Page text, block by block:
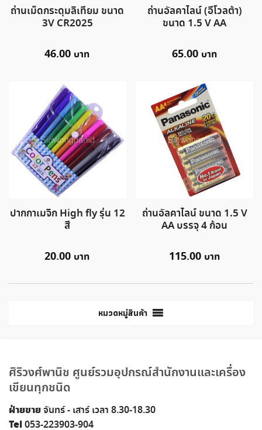
ถ่านเม็ดกระดุมลิเทียม ขนาด
3V CR2025
46.00
ถ่านอัลคาไลน์ (อีโวลต้า)
ขนาด 1.5 V AA
65.00
ปากกาเมจิก High fly รุ่น 12
สี
20.00
ถ่านอัลคาไลน์ ขนาด 1.5 V
AA บรรจุ 4 ก้อน
115.00
หมวดหมู่สินค้า
ศิริวงศ์พานิช ศูนย์รวมอุปกรณ์สำนักงานและเครื่อง
เขียนทุกชนิด
ฝ่ายขายจันทร์ - เสาร์ เวลา 8.30-18.30
Tel053-223903-904